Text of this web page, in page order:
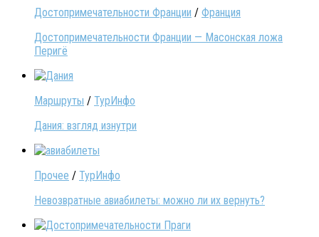
Достопримечательности Франции / Франция
Достопримечательности Франции — Масонская ложа
Перигё
Маршруты / ТурИнфо
Дания: взгляд изнутри
Прочее / ТурИнфо
Невозвратные авиабилеты: можно ли их вернуть?